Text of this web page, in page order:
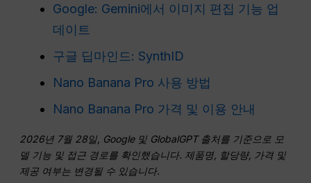
Google: Gemini에서 이미지 편집 기능 업
데이트
구글 딥마인드: SynthID
Nano Banana Pro 사용 방법
Nano Banana Pro 가격 및 이용 안내
2026년 7월 28일, Google 및 GlobalGPT 출처를 기준으로 모
델 기능 및 접근 경로를 확인했습니다. 제품명, 할당량, 가격 및
제공 여부는 변경될 수 있습니다.